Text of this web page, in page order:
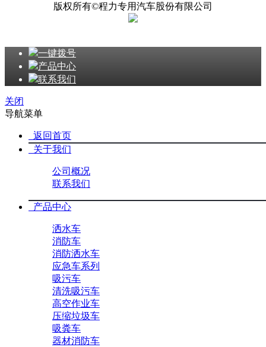
版权所有©程力专用汽车股份有限公司
一键拨号
产品中心
联系我们
关闭
导航菜单
返回首页
关于我们
公司概况
联系我们
产品中心
洒水车
消防车
消防洒水车
应急车系列
吸污车
清洗吸污车
高空作业车
压缩垃圾车
吸粪车
器材消防车